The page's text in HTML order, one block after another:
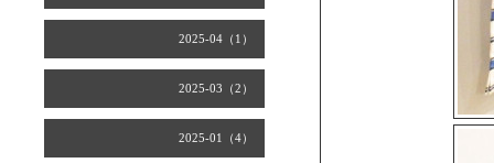
2025-04（1）
2025-03（2）
2025-01（4）